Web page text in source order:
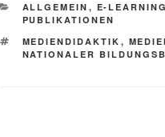
KATEGORIEN
ALLGEMEIN , E-LEARNING
PUBLIKATIONEN
SCHLAGWÖRTER
MEDIENDIDAKTIK ,
NATIONALER